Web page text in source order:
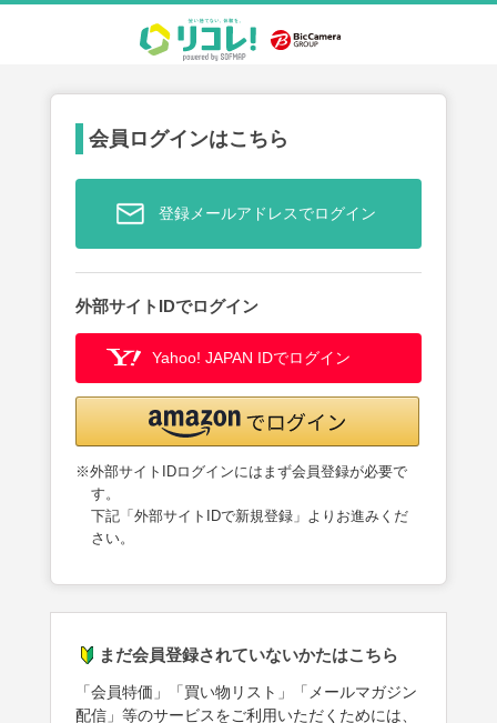
会員ログインはこちら
登録メールアドレスでログイン
外部サイトIDでログイン
Yahoo! JAPAN IDでログイン
※外部サイトIDログインにはまず会員登録が必要で
す。
下記「外部サイトIDで新規登録」よりお進みくだ
さい。
まだ会員登録されていないかたはこちら
「会員特価」「買い物リスト」「メールマガジン
配信」等のサービスをご利用いただくためには、